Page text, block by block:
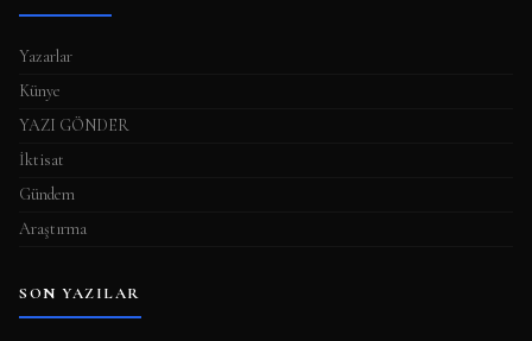
Yazarlar
Künye
YAZI GÖNDER
İktisat
Gündem
Araştırma
SON YAZILAR